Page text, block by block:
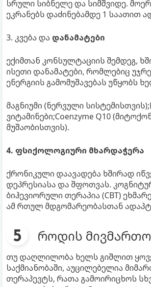
სრული სიბნელე და სიმშვიდე.
ეკრანებს დაძინებამდე 1 საათით
3. კვება და დანამატები
ექიმთან კონსულტაციის შემდეგ,
ისეთი დანამატები, რომლებიც
ენერგიის გამომუშავებას უწყობს
მაგნიუმი (ნერვული
ვიტამინები;Coenzyme Q10
მუშაობისთვის).
4. ფსიქოლოგიური მხარდაჭერა
ქრონიკული დაავადება ხშირად
დეპრესიასა და შფოთვას.
ბიჰევიორული თერაპია (CBT)
ამ რთულ მდგომარეობასთან
როდის
თუ დაღლილობა ხელს გიშლით
საქმიანობაში, აუცილებელია
თერაპევტს, რათა გამოირიცხოს